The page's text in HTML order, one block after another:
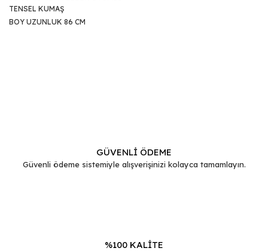
TENSEL KUMAŞ
BOY UZUNLUK 86 CM
Ürün bilgilerinde hatalar bulunuyor.
GÜVENLİ ÖDEME
Güvenli ödeme sistemiyle alışverişinizi kolayca tamamlayın.
%100 KALİTE